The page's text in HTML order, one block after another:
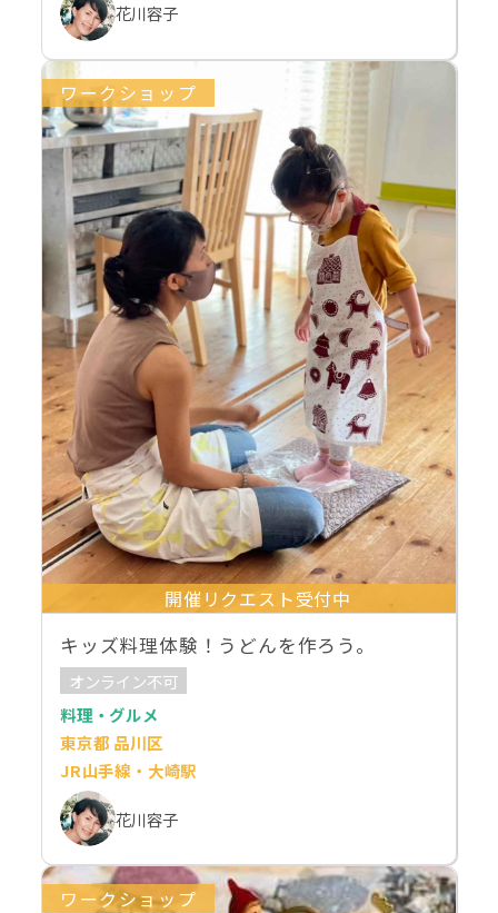
花川容子
ワークショップ
開催リクエスト受付中
キッズ料理体験！うどんを作ろう。
オンライン不可
料理・グルメ
東京都 品川区
JR山手線・大崎駅
花川容子
ワークショップ